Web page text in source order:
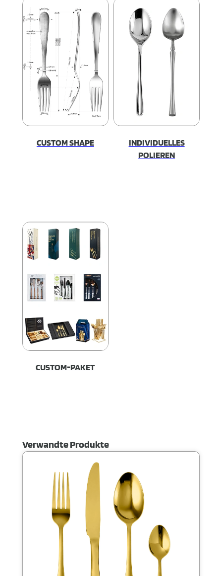
CUSTOM SHAPE
INDIVIDUELLES
POLIEREN
CUSTOM-PAKET
Verwandte Produkte